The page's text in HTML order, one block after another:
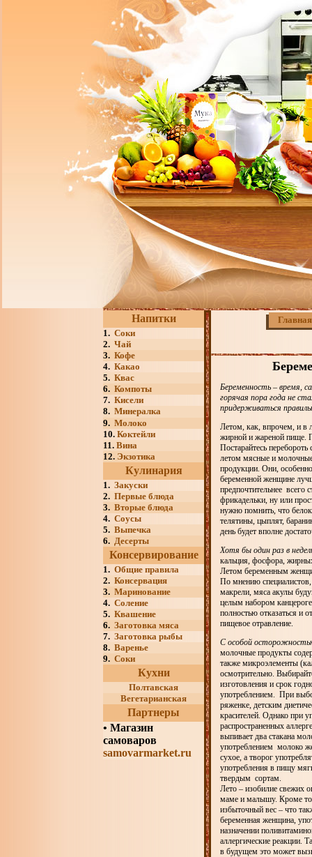
Напитки
1. Соки
2. Чай
3. Кофе
4. Какао
5. Квас
6. Компоты
7. Кисели
8. Минералка
9. Молоко
10. Коктейли
11. Вина
12. Экзотика
Кулинария
1. Закуски
2. Первые блюда
3. Вторые блюда
4. Соусы
5. Выпечка
6. Десерты
Консервирование
1. Общие правила
2. Консервация
3. Маринование
4. Соление
5. Квашение
6. Заготовка мяса
7. Заготовка рыбы
8. Варенье
9. Соки
Кухни
Полтавская
Вегетарианская
Партнеры
• Магазин
самоваров
samovarmarket.ru
Главная
Беременность – время,
горячая пора года не
придерживаться
Летом, как, впрочем, и в
жирной и жареной пище.
Постарайтесь
летом мясные и
продукции. Они,
беременной женщине
предпочтительнее всего
фрикадельки, ну или
нужно помнить, что
телятины, цыплят,
день будет вполне
Хотя бы один раз в
кальция, фосфора,
Летом беременным
По мнению
макрели, мяса акулы
целым набором
полностью отказаться и
пищевое отравление.
С особой
молочные продукты
также микроэлементы
осмотрительно.
изготовления и срок
употреблением. При
ряженке, детским
красителей. Однако при
распространенных
выпивает два стакана
употреблением молоко
сухое, а творог
употребления в пищу
твердым сортам.
Лето – изобилие свежих
маме и малышу. Кроме
избыточный вес – что
беременная женщина,
назначении
аллергические реакции.
в будущем это может